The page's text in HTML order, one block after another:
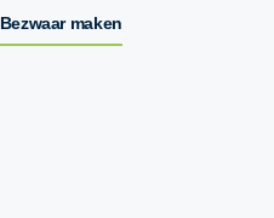
Bezwaar maken